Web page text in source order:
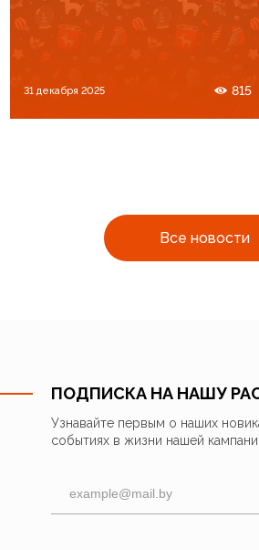
Все новости
31 декабря 2025 815
ПОДПИСКА НА НАШУ
Узнавайте первым о наших
событиях в жизни нашей кампани.